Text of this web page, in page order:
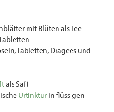
mit Blüten als Tee
Tabletten, Dragees und
als Saft
Urtinkturin flüssigen